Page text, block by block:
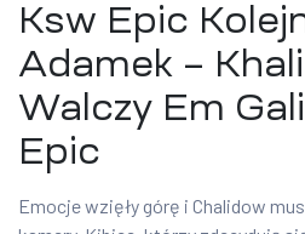
Ksw Epic
Adamek –
Walczy Em
Epic
Emocje wzięły górę i Chalidow